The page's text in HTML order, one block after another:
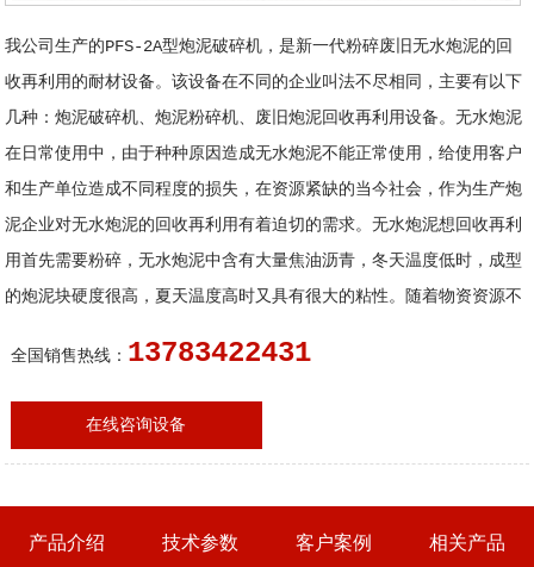
我公司生产的PFS-2A型炮泥破碎机，是新一代粉碎废旧无水炮泥的回
收再利用的耐材设备。该设备在不同的企业叫法不尽相同，主要有以下
几种：炮泥破碎机、炮泥粉碎机、废旧炮泥回收再利用设备。无水炮泥
在日常使用中，由于种种原因造成无水炮泥不能正常使用，给使用客户
和生产单位造成不同程度的损失，在资源紧缺的当今社会，作为生产炮
泥企业对无水炮泥的回收再利用有着迫切的需求。无水炮泥想回收再利
用首先需要粉碎，无水炮泥中含有大量焦油沥青，冬天温度低时，成型
的炮泥块硬度很高，夏天温度高时又具有很大的粘性。随着物资资源不
全国销售热线： 13783422431
在线咨询设备
产品介绍 技术参数 客户案例 相关产品